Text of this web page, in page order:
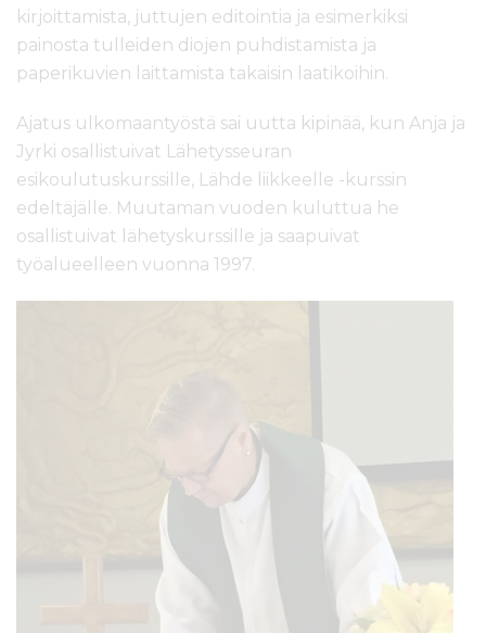
kirjoittamista, juttujen editointia ja esimerkiksi
painosta tulleiden diojen puhdistamista ja
paperikuvien laittamista takaisin laatikoihin.
Ajatus ulkomaantyöstä sai uutta kipinää, kun Anja ja
Jyrki osallistuivat Lähetysseuran
esikoulutuskurssille, Lähde liikkeelle -kurssin
edeltäjälle. Muutaman vuoden kuluttua he
osallistuivat lähetyskurssille ja saapuivat
työalueelleen vuonna 1997.